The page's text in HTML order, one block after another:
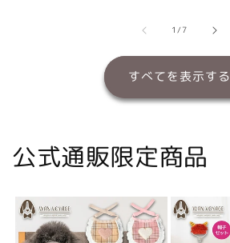
格
1/の
7
すべてを表示する
公式通販限定商品